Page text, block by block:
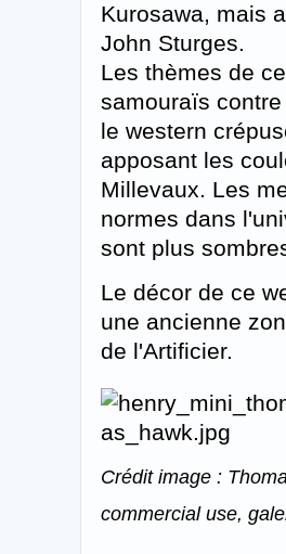
Kurosawa, mais
John Sturges.
Les thèmes de
samouraïs
le western
apposant les
Millevaux. Les
normes dans
sont plus
Le décor de ce
une ancienne
de l'Artificier.
Crédit image :
commercial use,